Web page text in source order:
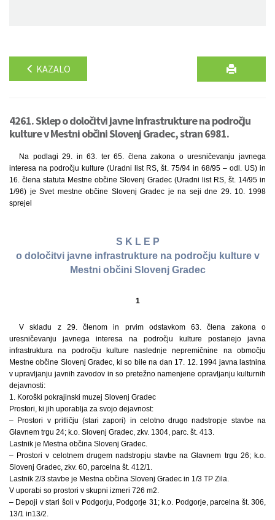
KAZALO
4261. Sklep o določitvi javne infrastrukture na področju
kulture v Mestni občini Slovenj Gradec, stran 6981.
Na podlagi 29. in 63. ter 65. člena zakona o uresničevanju javnega
interesa na področju kulture (Uradni list RS, št. 75/94 in 68/95 – odl. US) in
16. člena statuta Mestne občine Slovenj Gradec (Uradni list RS, št. 14/95 in
1/96) je Svet mestne občine Slovenj Gradec je na seji dne 29. 10. 1998
sprejel
S K L E P
o določitvi javne infrastrukture na področju kulture v
Mestni občini Slovenj Gradec
1
V skladu z 29. členom in prvim odstavkom 63. člena zakona o
uresničevanju javnega interesa na področju kulture postanejo javna
infrastruktura na področju kulture naslednje nepremičnine na območju
Mestne občine Slovenj Gradec, ki so bile na dan 17. 12. 1994 javna lastnina
v upravljanju javnih zavodov in so pretežno namenjene opravljanju kulturnih
dejavnosti:
1. Koroški pokrajinski muzej Slovenj Gradec
Prostori, ki jih uporablja za svojo dejavnost:
– Prostori v pritličju (stari zapori) in celotno drugo nadstropje stavbe na
Glavnem trgu 24; k.o. Slovenj Gradec, zkv. 1304, parc. št. 413.
Lastnik je Mestna občina Slovenj Gradec.
– Prostori v celotnem drugem nadstropju stavbe na Glavnem trgu 26; k.o.
Slovenj Gradec, zkv. 60, parcelna št. 412/1.
Lastnik 2/3 stavbe je Mestna občina Slovenj Gradec in 1/3 TP Zila.
V uporabi so prostori v skupni izmeri 726 m2.
– Depoji v stari šoli v Podgorju, Podgorje 31; k.o. Podgorje, parcelna št. 306,
13/1 in13/2.